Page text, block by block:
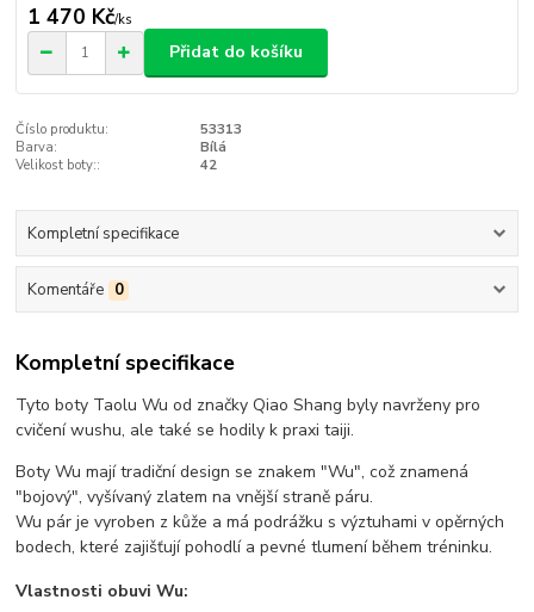
1 470 Kč/ks
Přidat do košíku
Číslo produktu:
53313
Barva:
Bílá
Velikost boty::
42
Kompletní specifikace
Komentáře 0
Kompletní specifikace
Tyto boty Taolu Wu od značky Qiao Shang byly navrženy pro
cvičení wushu, ale také se hodily k praxi taiji.
Boty Wu mají tradiční design se znakem "Wu", což znamená
"bojový", vyšívaný zlatem na vnější straně páru.
Wu pár je vyroben z kůže a má podrážku s výztuhami v opěrných
bodech, které zajišťují pohodlí a pevné tlumení během tréninku.
Vlastnosti obuvi Wu: